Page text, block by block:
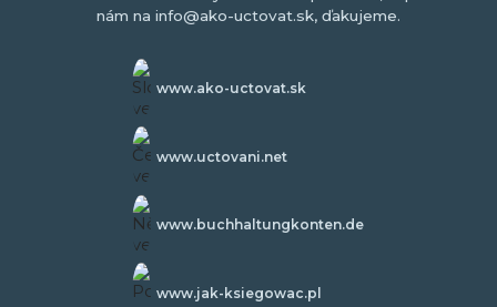
nám na info@ako-uctovat.sk, ďakujeme.
www.ako-uctovat.sk
www.uctovani.net
www.buchhaltungkonten.de
www.jak-ksiegowac.pl